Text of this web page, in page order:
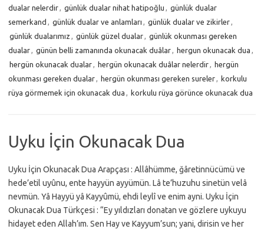
dualar nelerdir, günlük dualar nihat hatipoğlu , günlük dualar
semerkand , günlük dualar ve anlamları , günlük dualar ve zikirler,
günlük dualarımız , günlük güzel dualar, günlük okunması gereken
dualar, günün belli zamanında okunacak duâlar, hergun okunacak dua ,
hergün okunacak dualar, hergün okunacak duâlar nelerdir, hergün
okunması gereken dualar, hergün okunması gereken sureler, korkulu
rüya görmemek için okunacak dua , korkulu rüya görünce okunacak dua
Uyku İçin Okunacak Dua
Uyku İçin Okunacak Dua Arapçası : Allâhümme, ğâretinnücümü ve
hede’etil uyûnu, ente hayyün ayyümün. Lâ te’huzuhu sinetün velâ
nevmün. Yâ Hayyü yâ Kayyûmü, ehdi leylî ve enim ayni. Uyku İçin
Okunacak Dua Türkçesi : “Ey yıldızları donatan ve gözlere uykuyu
hidayet eden Allah’ım. Sen Hay ve Kayyum’sun; yani, dirisin ve her